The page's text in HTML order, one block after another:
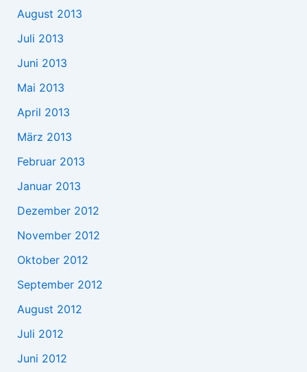
August 2013
Juli 2013
Juni 2013
Mai 2013
April 2013
März 2013
Februar 2013
Januar 2013
Dezember 2012
November 2012
Oktober 2012
September 2012
August 2012
Juli 2012
Juni 2012